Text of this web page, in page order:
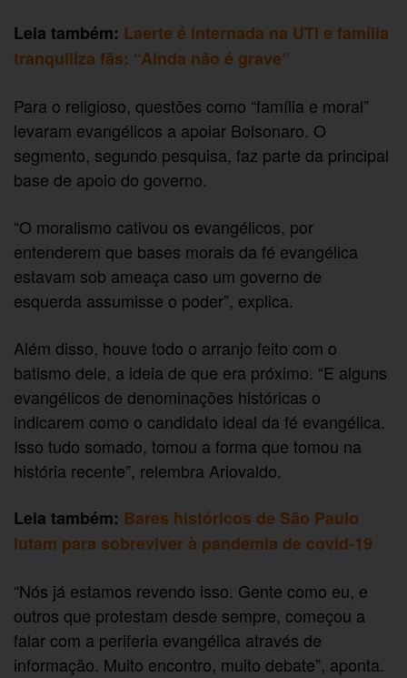
Leia também: Laerte é internada na UTI e família
tranquiliza fãs: “Ainda não é grave”
Para o religioso, questões como “família e moral”
levaram evangélicos a apoiar Bolsonaro. O
segmento, segundo pesquisa, faz parte da principal
base de apoio do governo.
“O moralismo cativou os evangélicos, por
entenderem que bases morais da fé evangélica
estavam sob ameaça caso um governo de
esquerda assumisse o poder”, explica.
Além disso, houve todo o arranjo feito com o
batismo dele, a ideia de que era próximo. “E alguns
evangélicos de denominações históricas o
indicarem como o candidato ideal da fé evangélica.
Isso tudo somado, tomou a forma que tomou na
história recente”, relembra Ariovaldo.
Leia também: Bares históricos de São Paulo
lutam para sobreviver à pandemia de covid-19
“Nós já estamos revendo isso. Gente como eu, e
outros que protestam desde sempre, começou a
falar com a periferia evangélica através de
informação. Muito encontro, muito debate”, aponta.